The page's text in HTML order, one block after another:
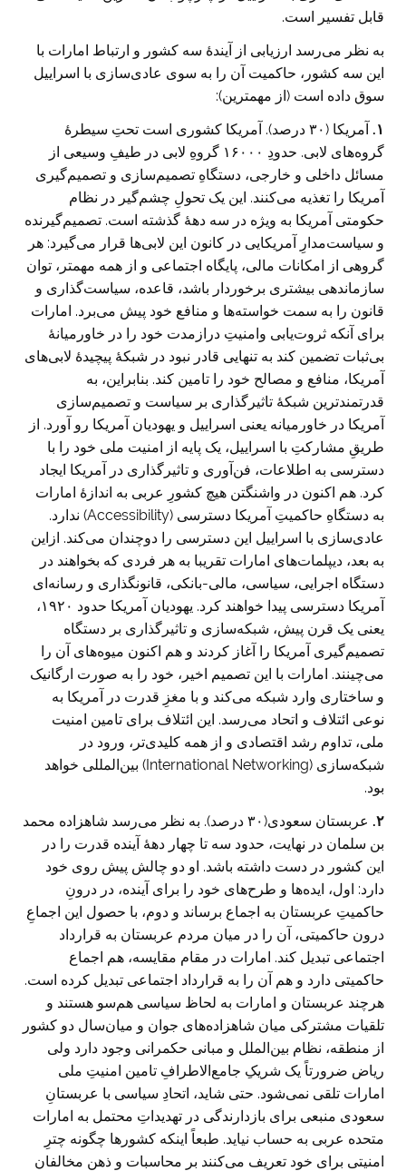
قابل تفسیر است.
به نظر می‌رسد ارزیابی از آیندۀ سه کشور و ارتباط امارات با
این سه کشور، حاکمیت آن را به سوی عادی‌سازی با اسراییل
سوق داده است (از مهمترین):
۱.
آمریکا (۳۰ درصد). آمریکا کشوری است تحتِ سیطرۀ
گروه‌های لابی. حدودِ ۱۶۰۰۰ گروهِ لابی در طیفِ وسیعی از
مسائل داخلی و خارجی، دستگاهِ تصمیم‌سازی و تصمیم‌گیری
آمریکا را تغذیه می‌کنند. این یک تحولِ چشم‌گیر در نظام
حکومتی آمریکا به ویژه در سه دهۀ گذشته است. تصمیم‌گیرنده
و سیاست‌مدارِ آمریکایی در کانون این لابی‌ها قرار می‌گیرد: هر
گروهی از امکانات مالی، پایگاه اجتماعی و از همه مهمتر، توان
سازماندهی بیشتری برخوردار باشد، قاعده، سیاست‌گذاری و
قانون را به سمت خواسته‌ها و منافع خود پیش می‌برد. امارات
برای آنکه ثروت‌یابی وامنیتِ درازمدت خود را در خاورمیانۀ
بی‌ثبات تضمین کند به تنهایی قادر نبود در شبکۀ پیچیدۀ لابی‌های
آمریکا، منافع و مصالح خود را تامین کند. بنابراین، به
قدرتمندترین شبکۀ تاثیرگذاری بر سیاست و تصمیم‌سازی
آمریکا در خاورمیانه یعنی اسراییل و یهودیان آمریکا رو آورد. از
طریقِ مشارکتِ با اسراییل، یک پایه از امنیت ملی خود را با
دسترسی به اطلاعات، فن‌آوری و تاثیرگذاری در آمریکا ایجاد
کرد. هم اکنون در واشنگتن هیچ کشورِ عربی به اندازۀ امارات
به دستگاهِ حاکمیتِ آمریکا دسترسی (Accessibility) ندارد.
عادی‌سازی با اسراییل این دسترسی را دوچندان می‌کند. ازاین
به بعد، دیپلمات‌های امارات تقریبا به هر فردی که بخواهند در
دستگاه اجرایی، سیاسی، مالی-بانکی، قانونگذاری و رسانه‌ای
آمریکا دسترسی پیدا خواهند کرد. یهودیان آمریکا حدود ۱۹۲۰،
یعنی یک قرن پیش، شبکه‌سازی و تاثیرگذاری بر دستگاه
تصمیم‌گیری آمریکا را آغاز کردند و هم اکنون میوه‌های آن را
می‌چینند. امارات با این تصمیم اخیر، خود را به صورت ارگانیک
و ساختاری وارد شبکه می‌کند و با مغزِ قدرت در آمریکا به
نوعی ائتلاف و اتحاد می‌رسد. این ائتلاف برای تامین امنیت
ملی، تداوم رشد اقتصادی و از همه کلیدی‌تر، ورود در
شبکه‌سازی (International Networking) بین‌المللی خواهد
بود.
۲.
عربستان سعودی(۳۰ درصد). به نظر می‌رسد شاهزاده محمد
بن سلمان در نهایت، حدود سه تا چهار دهۀ آینده قدرت را در
این کشور در دست داشته باشد. او دو چالش پیش روی خود
دارد: اول، ایده‌ها و طرح‌های خود را برای آینده، در درونِ
حاکمیتِ عربستان به اجماع برساند و دوم، با حصول این اجماعِ
درون حاکمیتی، آن را در میان مردم عربستان به قرارداد
اجتماعی تبدیل کند. امارات در مقام مقایسه، هم اجماع
حاکمیتی دارد و هم آن را به قرارداد اجتماعی تبدیل کرده است.
هرچند عربستان و امارات به لحاظ سیاسی هم‌سو هستند و
تلقیات مشترکی میان شاهزاده‌های جوان و میان‌سال دو کشور
از منطقه، نظام بین‌الملل و مبانی حکمرانی وجود دارد ولی
ریاض ضرورتاً یک شریکِ جامع‌الاطرافِ تامین امنیتِ ملی
امارات تلقی نمی‌شود. حتی شاید، اتحادِ سیاسی با عربستانِ
سعودی منبعی برای بازدارندگی در تهدیداتِ محتمل به امارات
متحده عربی به حساب نیاید. طبعاً اینکه کشورها چگونه چترِ
امنیتی برای خود تعریف می‌کنند بر محاسبات و ذهن مخالفان